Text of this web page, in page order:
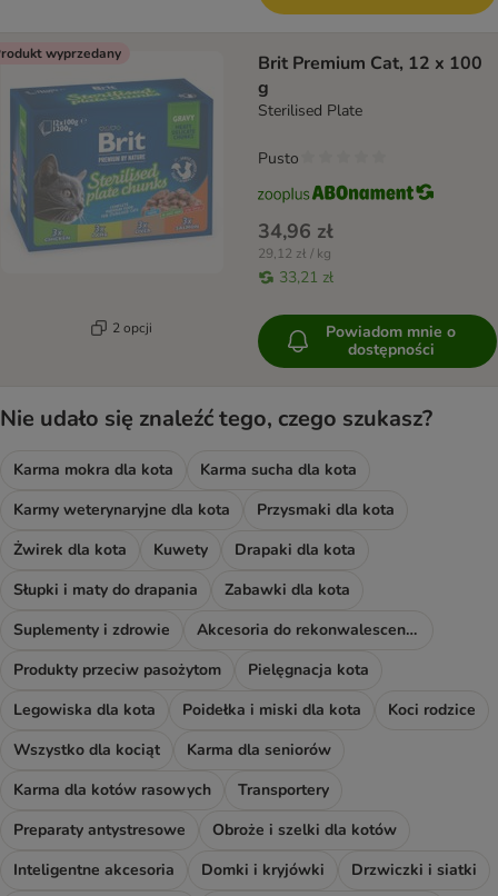
wyprzedany
2 opcji
Brit Premium Cat, 12 x 100
g
Sterilised Plate
34,96 zł
29,12 zł / kg
33,21 zł
Pusto
Powiadom mnie o
dostępności
Nie udało się znaleźć tego, czego szukasz?
Karma mokra dla kota
Karma sucha dla kota
Karmy weterynaryjne dla kota
Przysmaki dla kota
Żwirek dla kota
Kuwety
Drapaki dla kota
Słupki i maty do drapania
Zabawki dla kota
Suplementy i zdrowie
Akcesoria do rekonwalescencji
Produkty przeciw pasożytom
Pielęgnacja kota
Legowiska dla kota
Poidełka i miski dla kota
Koci rodzice
Wszystko dla kociąt
Karma dla seniorów
Karma dla kotów rasowych
Transportery
Preparaty antystresowe
Obroże i szelki dla kotów
Inteligentne akcesoria
Domki i kryjówki
Drzwiczki i siatki